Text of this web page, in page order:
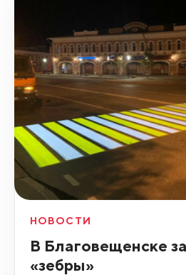
НОВОСТИ
В Благовещенске
«зебры»